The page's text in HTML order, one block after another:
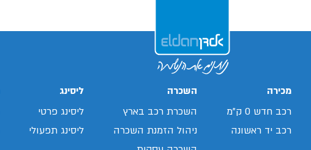
מכירה
רכב חדש 0 ק"מ
רכב יד ראשונה
השכרה
השכרת רכב בארץ
ניהול הזמנת השכרה
ליסינג
ליסינג פרטי
ליסינג תפעולי